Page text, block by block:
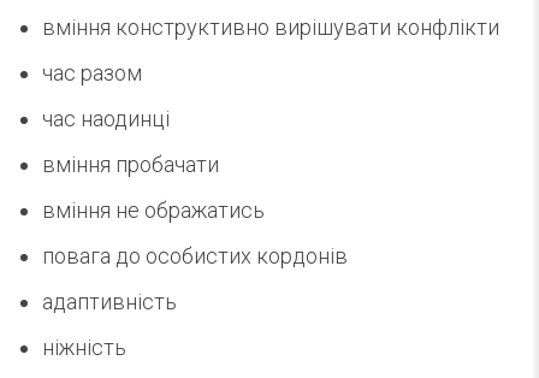
вміння конструктивно вирішувати конфлікти
час разом
час наодинці
вміння пробачати
вміння не ображатись
повага до особистих кордонів
адаптивність
ніжність